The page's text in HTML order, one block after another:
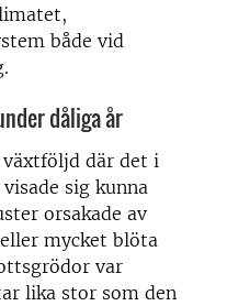
både vid
dåliga år
där det i
sig kunna
orsakade av
mycket blöta
var
lika stor som den